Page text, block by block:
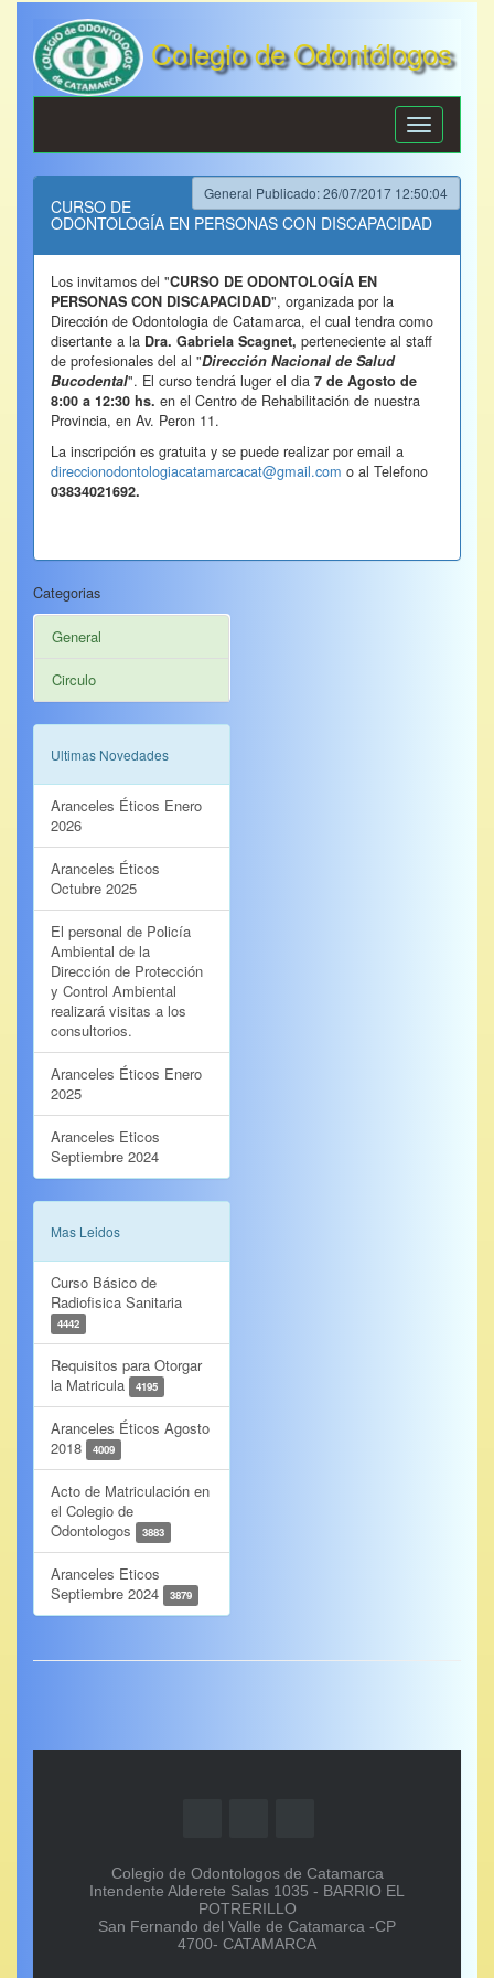
Colegio de Odontólogos
Toggle
navigation
General Publicado: 26/07/2017 12:50:04
CURSO DE
ODONTOLOGÍA EN PERSONAS CON DISCAPACIDAD
Los invitamos del "CURSO DE ODONTOLOGÍA EN
PERSONAS CON DISCAPACIDAD", organizada por la
Dirección de Odontologia de Catamarca, el cual tendra como
disertante a la Dra. Gabriela Scagnet, perteneciente al staff
de profesionales del al "Dirección Nacional de Salud
Bucodental". El curso tendrá luger el dia 7 de Agosto de
8:00 a 12:30 hs. en el Centro de Rehabilitación de nuestra
Provincia, en Av. Peron 11.
La inscripción es gratuita y se puede realizar por email a
direccionodontologiacatamarcacat@gmail.com o al Telefono
03834021692.
Categorias
General
Circulo
Ultimas Novedades
Aranceles Éticos Enero
2026
Aranceles Éticos
Octubre 2025
El personal de Policía
Ambiental de la
Dirección de Protección
y Control Ambiental
realizará visitas a los
consultorios.
Aranceles Éticos Enero
2025
Aranceles Eticos
Septiembre 2024
Mas Leidos
Curso Básico de
Radiofisica Sanitaria
4442
Requisitos para Otorgar
la Matricula
4195
Aranceles Éticos Agosto
2018
4009
Acto de Matriculación en
el Colegio de
Odontologos
3883
Aranceles Eticos
Septiembre 2024
3879
Colegio de Odontologos de Catamarca
Intendente Alderete Salas 1035 - BARRIO EL
POTRERILLO
San Fernando del Valle de Catamarca -CP
4700- CATAMARCA